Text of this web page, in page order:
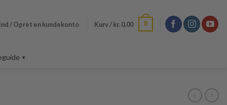
/ Opret en kundekonto Kurv /kr. 0,00 0